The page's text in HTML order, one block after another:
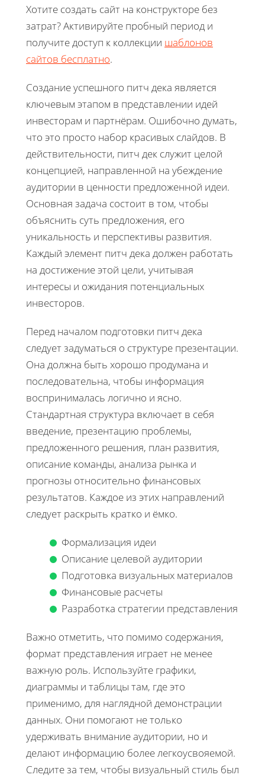
Хотите создать сайт на конструкторе без
затрат? Активируйте пробный период и
получите доступ к коллекции шаблонов
сайтов бесплатно.
Создание успешного питч дека является
ключевым этапом в представлении идей
инвесторам и партнёрам. Ошибочно думать,
что это просто набор красивых слайдов. В
действительности, питч дек служит целой
концепцией, направленной на убеждение
аудитории в ценности предложенной идеи.
Основная задача состоит в том, чтобы
объяснить суть предложения, его
уникальность и перспективы развития.
Каждый элемент питч дека должен работать
на достижение этой цели, учитывая
интересы и ожидания потенциальных
инвесторов.
Перед началом подготовки питч дека
следует задуматься о структуре презентации.
Она должна быть хорошо продумана и
последовательна, чтобы информация
воспринималась логично и ясно.
Стандартная структура включает в себя
введение, презентацию проблемы,
предложенного решения, план развития,
описание команды, анализа рынка и
прогнозы относительно финансовых
результатов. Каждое из этих направлений
следует раскрыть кратко и ёмко.
Формализация идеи
Описание целевой аудитории
Подготовка визуальных материалов
Финансовые расчеты
Разработка стратегии представления
Важно отметить, что помимо содержания,
формат представления играет не менее
важную роль. Используйте графики,
диаграммы и таблицы там, где это
применимо, для наглядной демонстрации
данных. Они помогают не только
удерживать внимание аудитории, но и
делают информацию более легкоусвояемой.
Следите за тем, чтобы визуальный стиль был